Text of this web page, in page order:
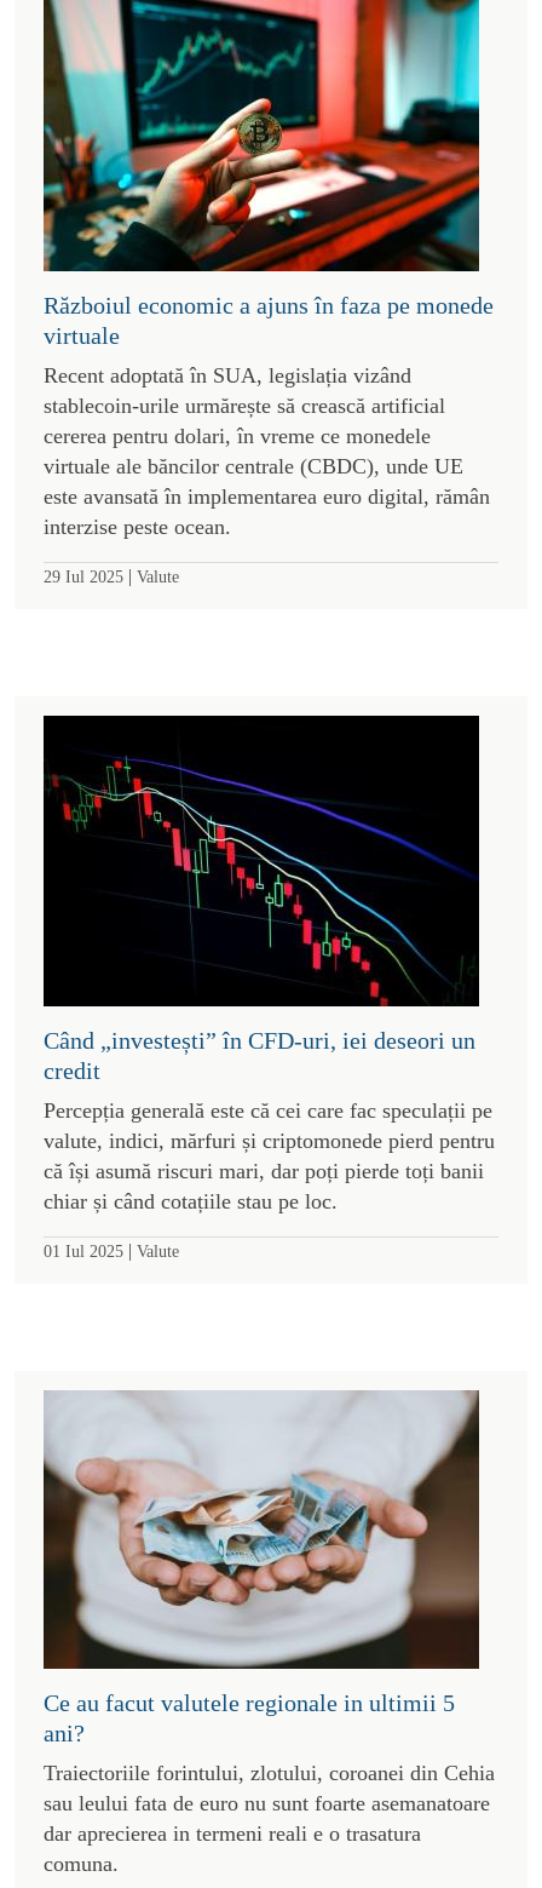
Războiul economic a ajuns în faza pe monede
virtuale
Recent adoptată în SUA, legislația vizând
stablecoin-urile urmărește să crească artificial
cererea pentru dolari, în vreme ce monedele
virtuale ale băncilor centrale (CBDC), unde UE
este avansată în implementarea euro digital, rămân
interzise peste ocean.
29 Iul 2025 | Valute
Când „investești” în CFD-uri, iei deseori un
credit
Percepția generală este că cei care fac speculații pe
valute, indici, mărfuri și criptomonede pierd pentru
că își asumă riscuri mari, dar poți pierde toți banii
chiar și când cotațiile stau pe loc.
01 Iul 2025 | Valute
Ce au facut valutele regionale in ultimii 5
ani?
Traiectoriile forintului, zlotului, coroanei din Cehia
sau leului fata de euro nu sunt foarte asemanatoare
dar aprecierea in termeni reali e o trasatura
comuna.